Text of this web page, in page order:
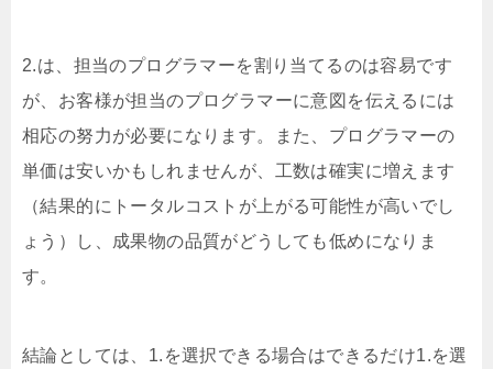
2.は、担当のプログラマーを割り当てるのは容易です
が、お客様が担当のプログラマーに意図を伝えるには
相応の努力が必要になります。また、プログラマーの
単価は安いかもしれませんが、工数は確実に増えます
（結果的にトータルコストが上がる可能性が高いでし
ょう）し、成果物の品質がどうしても低めになりま
す。
結論としては、1.を選択できる場合はできるだけ1.を選